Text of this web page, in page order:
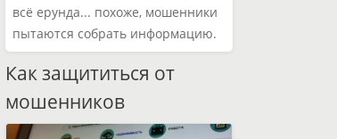
всё ерунда... похоже, мошенники
пытаются собрать информацию.
Как защититься от
мошенников